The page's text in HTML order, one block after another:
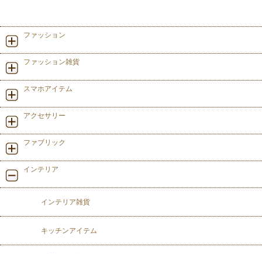
ファッション
ファッション雑貨
スマホアイテム
アクセサリー
ファブリック
インテリア
インテリア雑貨
キッチンアイテム